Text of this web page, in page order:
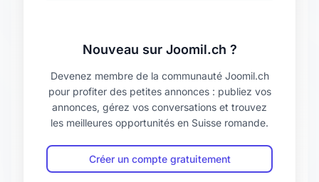
Nouveau sur Joomil.ch ?
Devenez membre de la communauté Joomil.ch
pour profiter des petites annonces : publiez vos
annonces, gérez vos conversations et trouvez
les meilleures opportunités en Suisse romande.
Créer un compte gratuitement